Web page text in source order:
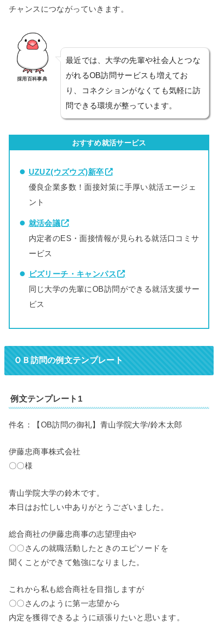
チャンスにつながっていきます。
採用百科事典
最近では、大学の先輩や社会人とつな
がれるOB訪問サービスも増えてお
り、コネクションがなくても気軽に訪
問できる環境が整っています。
おすすめ就活サービス
UZUZ(ウズウズ)新卒
優良企業多数！面接対策に手厚い就活エージェ
ント
就活会議
内定者のES・面接情報が見られる就活口コミサ
ービス
ビズリーチ・キャンパス
同じ大学の先輩にOB訪問ができる就活支援サー
ビス
ＯＢ訪問の例文テンプレート
例文テンプレート1
件名：【OB訪問の御礼】青山学院大学/鈴木太郎
伊藤忠商事株式会社
〇〇様
青山学院大学の鈴木です。
本日はお忙しい中ありがとうございました。
総合商社の伊藤忠商事の志望理由や
〇〇さんの就職活動したときのエピソードを
聞くことができて勉強になりました。
これから私も総合商社を目指しますが
〇〇さんのように第一志望から
内定を獲得できるように頑張りたいと思います。